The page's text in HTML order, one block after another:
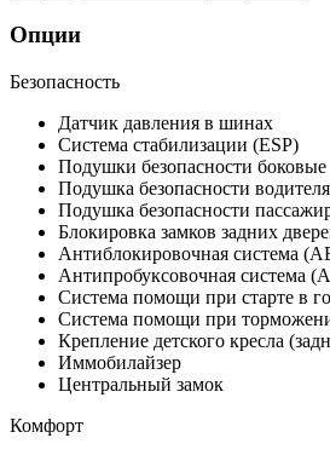
Опции
Безопасность
Датчик давления в шинах
Система стабилизации (ESP)
Подушки безопасности боковые
Подушка безопасности водителя
Подушка безопасности
Блокировка замков задних
Антиблокировочная система
Антипробуксовочная система
Система помощи при старте в
Система помощи при
Крепление детского кресла
Иммобилайзер
Центральный замок
Комфорт